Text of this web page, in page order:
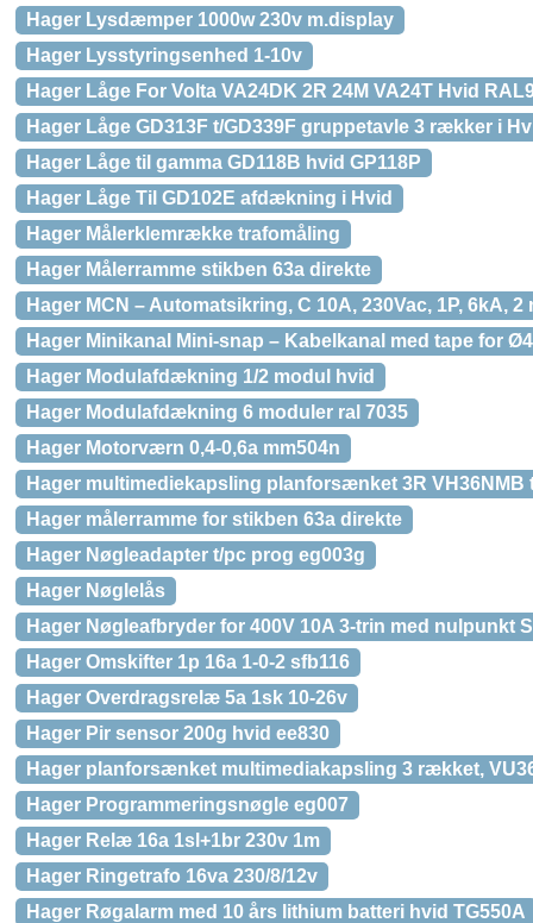
Hager Lysdæmper 1000w 230v m.display
Hager Lysstyringsenhed 1-10v
Hager Låge For Volta VA24DK 2R 24M VA24T Hvid
Hager Låge GD313F t/GD339F gruppetavle 3 rækker i
Hager Låge til gamma GD118B hvid GP118P
Hager Låge Til GD102E afdækning i Hvid
Hager Målerklemrække trafomåling
Hager Målerramme stikben 63a direkte
Hager MCN – Automatsikring, C 10A, 230Vac, 1P, 6kA, 2
Hager Minikanal Mini-snap – Kabelkanal med tape for
Hager Modulafdækning 1/2 modul hvid
Hager Modulafdækning 6 moduler ral 7035
Hager Motorværn 0,4-0,6a mm504n
Hager multimediekapsling planforsænket 3R
Hager målerramme for stikben 63a direkte
Hager Nøgleadapter t/pc prog eg003g
Hager Nøglelås
Hager Nøgleafbryder for 400V 10A 3-trin med nulpunkt
Hager Omskifter 1p 16a 1-0-2 sfb116
Hager Overdragsrelæ 5a 1sk 10-26v
Hager Pir sensor 200g hvid ee830
Hager planforsænket multimediakapsling 3 rækket,
Hager Programmeringsnøgle eg007
Hager Relæ 16a 1sl+1br 230v 1m
Hager Ringetrafo 16va 230/8/12v
Hager Røgalarm med 10 års lithium batteri hvid TG550A